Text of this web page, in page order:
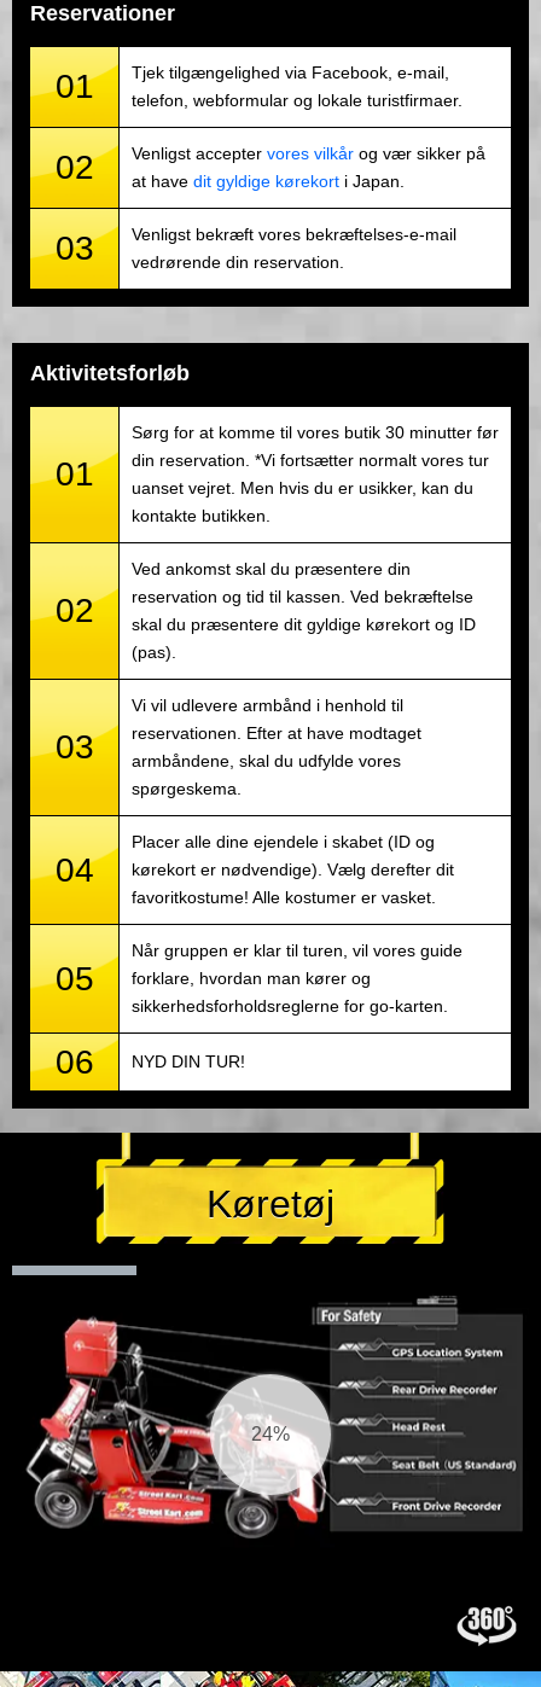
Reservationer
01
Tjek tilgængelighed via Facebook, e-mail,
telefon, webformular og lokale turistfirmaer.
02 Venligst accepter vores vilkår og vær sikker på
at have dit gyldige kørekort i Japan.
03
Venligst bekræft vores bekræftelses-e-mail
vedrørende din reservation.
Aktivitetsforløb
01
Sørg for at komme til vores butik 30 minutter før
din reservation. *Vi fortsætter normalt vores tur
uanset vejret. Men hvis du er usikker, kan du
kontakte butikken.
02
Ved ankomst skal du præsentere din
reservation og tid til kassen. Ved bekræftelse
skal du præsentere dit gyldige kørekort og ID
(pas).
03
Vi vil udlevere armbånd i henhold til
reservationen. Efter at have modtaget
armbåndene, skal du udfylde vores
spørgeskema.
04
Placer alle dine ejendele i skabet (ID og
kørekort er nødvendige). Vælg derefter dit
favoritkostume! Alle kostumer er vasket.
05
Når gruppen er klar til turen, vil vores guide
forklare, hvordan man kører og
sikkerhedsforholdsreglerne for go-karten.
06 NYD DIN TUR!
Køretøj
25%